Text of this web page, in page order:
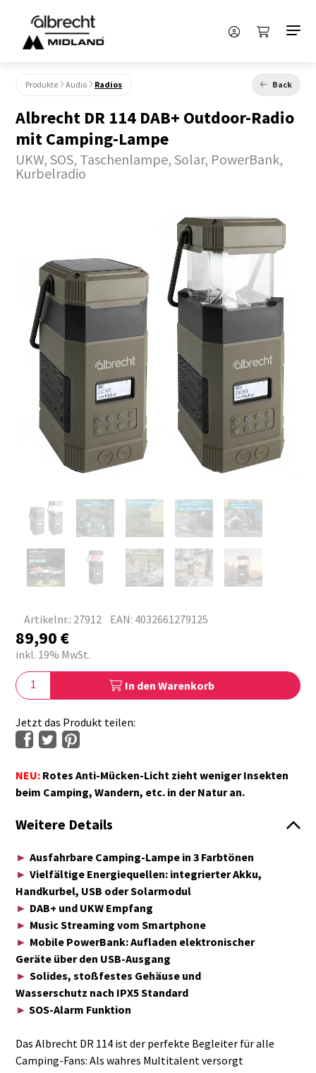
Produkte Audio Radios Back
Albrecht DR 114 DAB+ Outdoor-Radio
mit Camping-Lampe
UKW, SOS, Taschenlampe, Solar, PowerBank,
Kurbelradio
Artikelnr.: 27912 EAN: 4032661279125
89,90€
inkl. 19% MwSt.
In den Warenkorb
Jetzt das Produkt teilen:
NEU: Rotes Anti-Mücken-Licht zieht weniger Insekten
beim Camping, Wandern, etc. in der Natur an.
Weitere Details
► Ausfahrbare Camping-Lampe in 3 Farbtönen
► Vielfältige Energiequellen: integrierter Akku,
Handkurbel, USB oder Solarmodul
► DAB+ und UKW Empfang
► Music Streaming vom Smartphone
► Mobile PowerBank: Aufladen elektronischer
Geräte über den USB-Ausgang
► Solides, stoßfestes Gehäuse und
Wasserschutz nach IPX5 Standard
► SOS-Alarm Funktion
Das Albrecht DR 114 ist der perfekte Begleiter für alle
Camping-Fans: Als wahres Multitalent versorgt